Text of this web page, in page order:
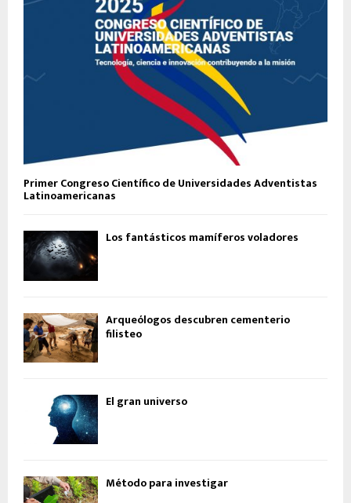
Primer Congreso Científico de Universidades Adventistas
Latinoamericanas
Los fantásticos mamíferos voladores
Arqueólogos descubren cementerio
filisteo
El gran universo
Método para investigar